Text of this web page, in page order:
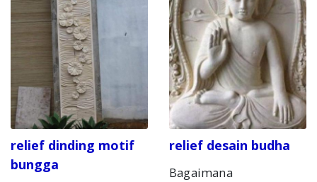
relief dinding motif
bungga
relief desain budha
Bagaimana